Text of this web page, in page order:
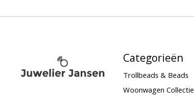
Categorieën
Trollbeads & Beads
Woonwagen Collectie